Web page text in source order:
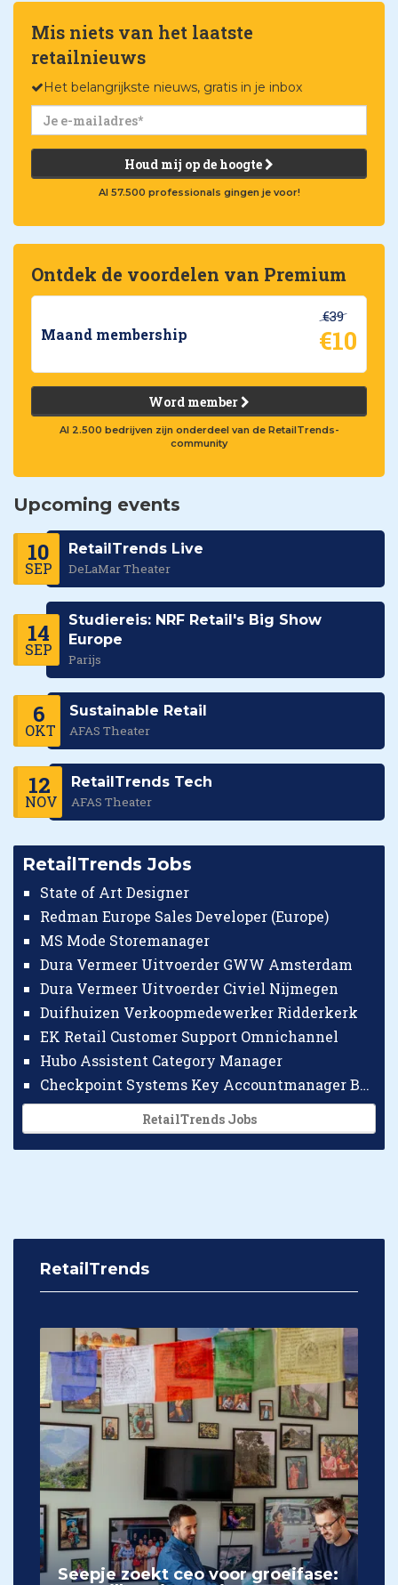
Mis niets van het laatste
retailnieuws
Het belangrijkste nieuws, gratis in je inbox
Houd mij op de hoogte
Al 57.500 professionals gingen je voor!
Ontdek de voordelen van Premium
Maand membership
€39
€10
Word member
Al 2.500 bedrijven zijn onderdeel van de RetailTrends-
community
Upcoming events
10
SEP
RetailTrends Live
DeLaMar Theater
14
SEP
Studiereis: NRF Retail's Big Show
Europe
Parijs
6
OKT
Sustainable Retail
AFAS Theater
12
NOV
RetailTrends Tech
AFAS Theater
RetailTrends Jobs
State of Art Designer
Redman Europe Sales Developer (Europe)
MS Mode Storemanager
Dura Vermeer Uitvoerder GWW Amsterdam
Dura Vermeer Uitvoerder Civiel Nijmegen
Duifhuizen Verkoopmedewerker Ridderkerk
EK Retail Customer Support Omnichannel
Hubo Assistent Category Manager
Checkpoint Systems Key Accountmanager Benelux
RetailTrends Jobs
RetailTrends
Seepje zoekt ceo voor groeifase: